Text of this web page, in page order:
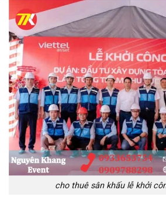
cho thuê sân khấu lễ khởi